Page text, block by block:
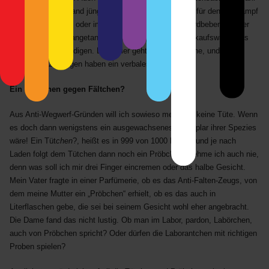
Rücken wird niemand jünger! Der begleitende Herr ist für den Nahkampf
auf dem Parkplatz oder im Supermarkt bestens mit erdbebensicherer
Outdoor-Rüstung angetan, allzeit bereit, Auto und Einkaufswagen bis
aufs Blut zu verteidigen. Doch hier geht es um Sprache, und die
textilen Verzierungen haben ein verbales Pendant:
Ein Pröbchen gegen Fältchen?
Aus Anti-Wegwerf-Gründen will ich sowieso meistens keine Tüte. Wenn
es doch dann wenigstens ein ausgewachsenes Exemplar ihrer Spezies
wäre! Ein Tütchen?, heißt es in 999 von 1000 Fällen, und je nach
Laden folgt dem Tütchen dann noch ein Pröbchen. Nehme ich auch nie,
denn was soll ich mir drei Finger eincremen oder das halbe Gesicht.
Mein Vater fragte in einer Parfümerie, ob es das Anti-Falten-Zeugs, von
dem meine Mutter ein „Pröbchen“ erhielt, ob es das auch in
Literflaschen gebe, die sei bei seinem Gesicht wohl eher angebracht.
Die Dame fand das nicht lustig. Ob man im Labor, pardon, Labörchen,
auch von Pröbchen spricht? Oder dürfen die Laborantchen mit richtigen
Proben spielen?